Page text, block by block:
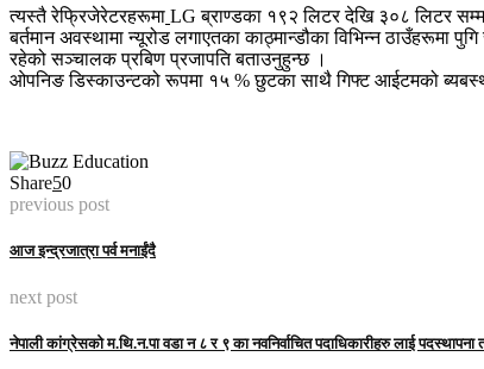
त्यस्तै रेफ्रिजेरेटरहरूमा LG ब्राण्डका १९२ लिटर देखि ३०८ लिटर
बर्तमान अवस्थामा न्यूरोड लगाएतका काठ्मान्डौका विभिन्न ठाउँहरूमा
रहेको सञ्चालक प्रबिण प्रजापति बताउनुहुन्छ ।
ओपनिङ डिस्काउन्टको रूपमा १५ % छुटका साथै गिफ्ट आईटमको
Share50
previous post
आज इन्द्रजात्रा पर्व मनाईंदै
next post
नेपाली कांग्रेसको म.थि.न.पा वडा न ८ र ९ का नवनिर्वाचित पदाधिकारीहरु लाई